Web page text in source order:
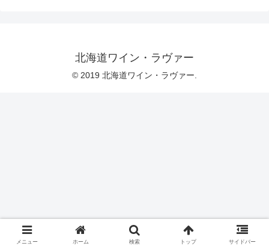
北海道ワイン・ラヴァー
© 2019 北海道ワイン・ラヴァー.
メニュー ホーム 検索 トップ サイドバー